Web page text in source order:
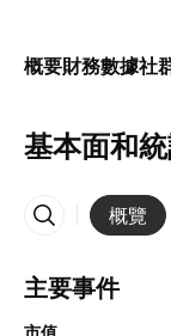
概要財務數據社
基本面和
概覽
更多
主要事件
市值